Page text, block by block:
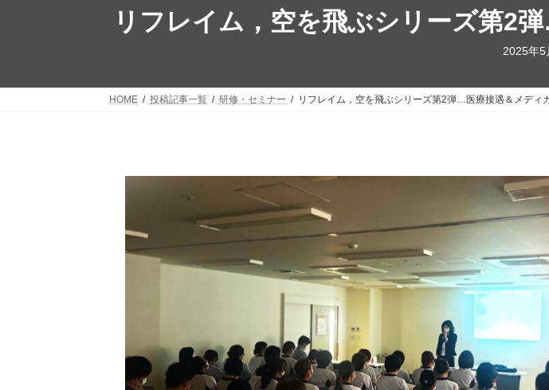
リフレイム，空を飛ぶシリーズ第2
2025年5
HOME 投稿記事一覧 研修・セミナー リフレイム，空を飛ぶシリーズ第2弾…医療接遇＆メディ